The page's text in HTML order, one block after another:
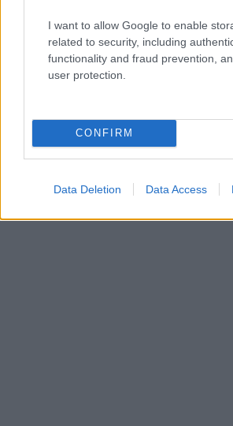
I want to allow Google to enable
related to security, including
functionality and fraud prevention,
user protection.
CONFIRM
Data Deletion Data Access